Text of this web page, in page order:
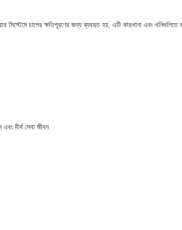
চাপের ক্ষতিপূরণের জন্য ব্যবহৃত হয়, এটি কারখানা এবং খনিগুলিতে
দীর্ঘ সেবা জীবন.